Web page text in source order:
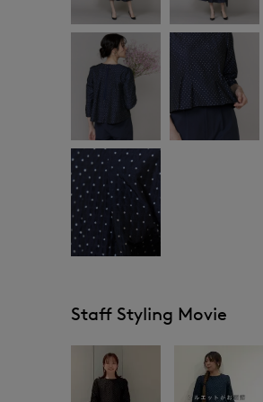
Staff Styling Movie